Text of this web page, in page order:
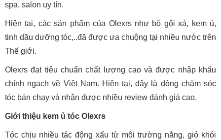
spa, salon uy tín.
Hiện tại, các sản phẩm của Olexrs như bộ gội xả, kem ủ,
tinh dầu dưỡng tóc,..đã được ưa chuộng tại nhiều nước trên
Thế giới.
Olexrs đạt tiêu chuẩn chất lượng cao và được nhập khẩu
chính ngạch về Việt Nam. Hiện tại, đây là dòng chăm sóc
tóc bán chạy và nhận được nhiều review đánh giá cao.
Giới thiệu kem ủ tóc Olexrs
Tóc chịu nhiều tác động xấu từ môi trường nắng, gió khói